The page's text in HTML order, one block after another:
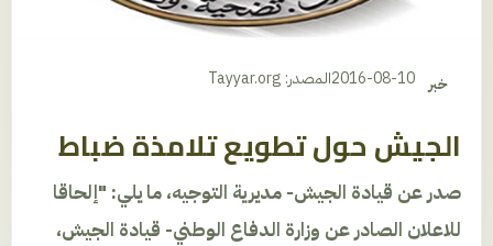
خبر 2016-08-10المصدر: Tayyar.org
الجيش حول تطويع تلامذة ضباط
صدر عن قيادة الجيش- مديرية التوجيه، ما يلي: "إلحاقا
للاعلان الصادر عن وزارة الدفاع الوطني- قيادة الجيش،